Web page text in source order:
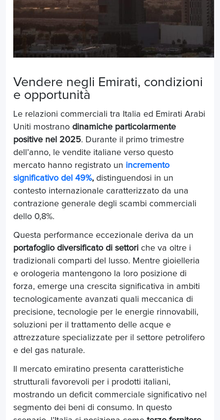
Vendere negli Emirati, condizioni
e opportunità
Le relazioni commerciali tra Italia ed Emirati Arabi
Uniti mostrano dinamiche particolarmente
positive nel 2025. Durante il primo trimestre
dell’anno, le vendite italiane verso questo
mercato hanno registrato un incremento
significativo del 49%, distinguendosi in un
contesto internazionale caratterizzato da una
contrazione generale degli scambi commerciali
dello 0,8%.
Questa performance eccezionale deriva da un
portafoglio diversificato di settori che va oltre i
tradizionali comparti del lusso. Mentre gioielleria
e orologeria mantengono la loro posizione di
forza, emerge una crescita significativa in ambiti
tecnologicamente avanzati quali meccanica di
precisione, tecnologie per le energie rinnovabili,
soluzioni per il trattamento delle acque e
attrezzature specializzate per il settore petrolifero
e del gas naturale.
Il mercato emiratino presenta caratteristiche
strutturali favorevoli per i prodotti italiani,
mostrando un deficit commerciale significativo nel
segmento dei beni di consumo. In questo